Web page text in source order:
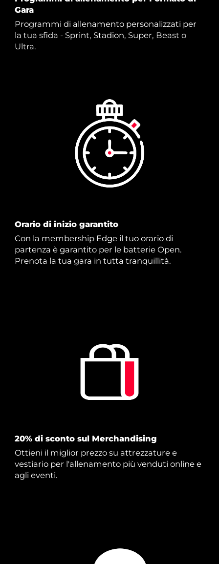
Gara
Programmi di allenamento personalizzati per
la tua sfida - Sprint, Stadion, Super, Beast o
Ultra.
Orario di inizio garantito
Con la membership Edge il tuo orario di
partenza è garantito per le batterie Open.
Prenota la tua gara in tutta tranquillità.
20% di sconto sul Merchandising
Ottieni il miglior prezzo su attrezzature e
vestiario per l'allenamento più venduti online e
agli eventi.